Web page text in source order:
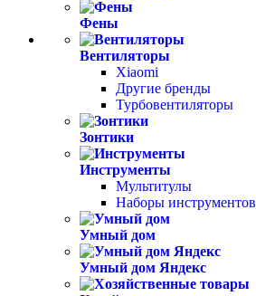
Фены
Вентиляторы
Xiaomi
Другие бренды
Турбовентиляторы
Зонтики
Инструменты
Мультитулы
Наборы инструментов
Умный дом
Умный дом Яндекс